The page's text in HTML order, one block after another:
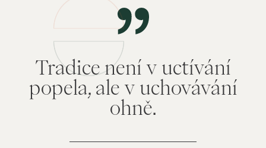
Tradice není v uctívání
popela, ale v uchovávání
ohně.